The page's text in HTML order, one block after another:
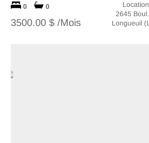
0 0
3500.00 $ /Mois
2645
Longueuil